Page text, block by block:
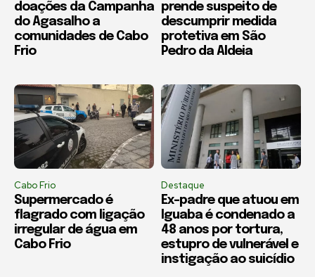
doações da Campanha
do Agasalho a
comunidades de Cabo
Frio
prende suspeito de
descumprir medida
protetiva em São
Pedro da Aldeia
Cabo Frio
Supermercado é
flagrado com ligação
irregular de água em
Cabo Frio
Destaque
Ex-padre que atuou em
Iguaba é condenado a
48 anos por tortura,
estupro de vulnerável e
instigação ao suicídio